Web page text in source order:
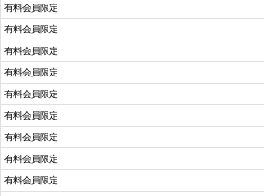
有料会員限定
有料会員限定
有料会員限定
有料会員限定
有料会員限定
有料会員限定
有料会員限定
有料会員限定
有料会員限定